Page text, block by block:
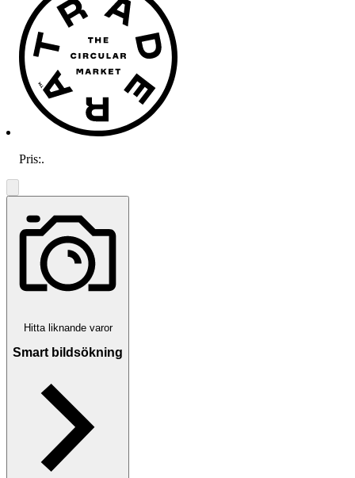
Pris:.
Hitta liknande varor
Smart bildsökning